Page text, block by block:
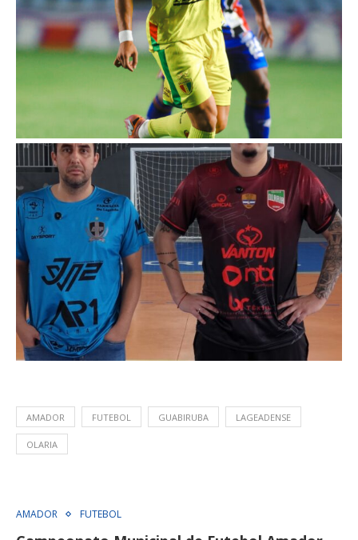
AMADOR FUTEBOL GUABIRUBA LAGEADENSE
OLARIA
AMADOR FUTEBOL